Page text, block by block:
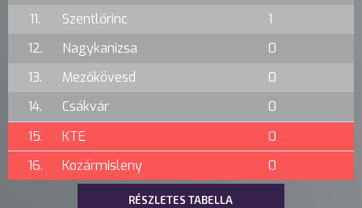
11.
Szentlőrinc
1
12.
Nagykanizsa
0
13.
Mezőkövesd
0
14.
Csákvár
0
15.
KTE
0
16.
Kozármisleny 0
RÉSZLETES TABELLA